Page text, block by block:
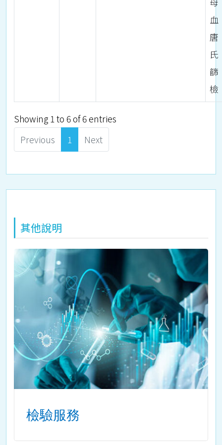
血
唐
氏
篩
檢
Showing 1 to 6 of 6 entries
Previous
1 Next
其他說明
檢驗服務